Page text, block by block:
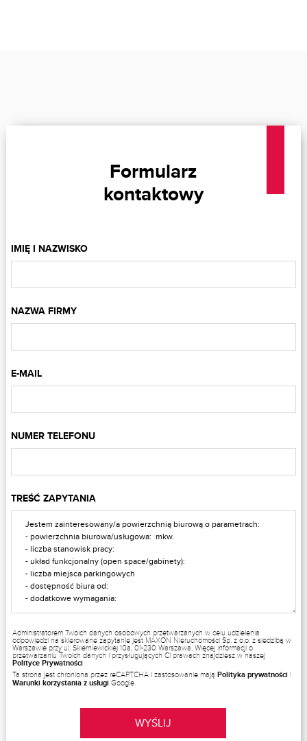
Formularz
kontaktowy
IMIĘ I NAZWISKO
NAZWA FIRMY
E-MAIL
NUMER TELEFONU
TREŚĆ ZAPYTANIA
Administratorem Twoich danych osobowych przetwarzanych w celu udzielenia
odpowiedzi na skierowane zapytanie jest MAXON Nieruchomości Sp. z o.o. z siedzibą w
Warszawie przy ul. Skierniewickiej 10a, 01-230 Warszawa. Więcej informacji o
przetwarzaniu Twoich danych i przysługujących Ci prawach znajdziesz w naszej
Polityce Prywatności
Ta strona jest chroniona przez reCAPTCHA i zastosowanie mają Polityka prywatności i
Warunki korzystania z usługi Google.
WYŚLIJ